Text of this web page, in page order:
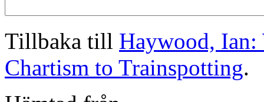
Tillbaka till Haywood,
Chartism to Trainspotting.